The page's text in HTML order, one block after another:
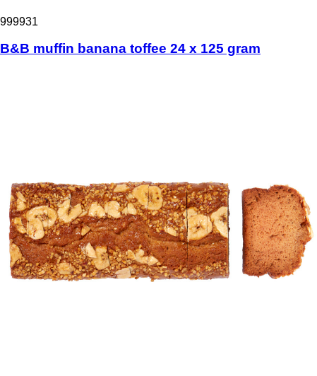
999931
B&B muffin banana toffee 24 x 125 gram